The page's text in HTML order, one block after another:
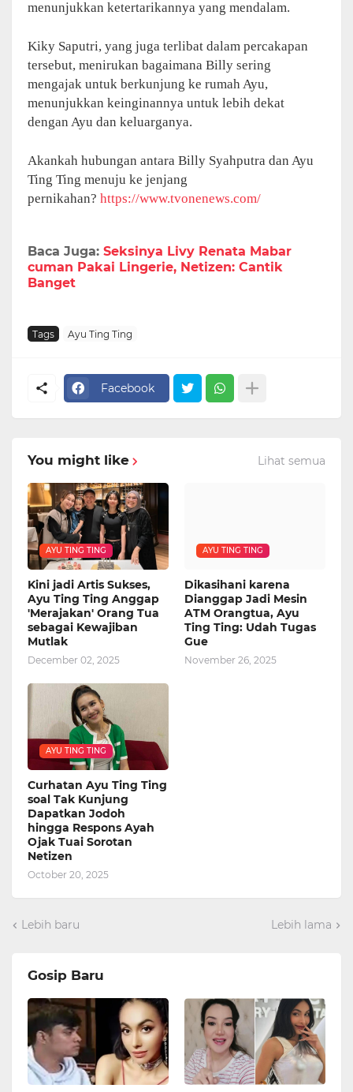
menunjukkan ketertarikannya yang mendalam.
Kiky Saputri, yang juga terlibat dalam percakapan
tersebut, menirukan bagaimana Billy sering
mengajak untuk berkunjung ke rumah Ayu,
menunjukkan keinginannya untuk lebih dekat
dengan Ayu dan keluarganya.
Akankah hubungan antara Billy Syahputra dan Ayu
Ting Ting menuju ke jenjang
pernikahan? https://www.tvonenews.com/
Baca Juga: Seksinya Livy Renata Mabar
cuman Pakai Lingerie, Netizen: Cantik
Banget
Tags Ayu Ting Ting
Facebook
You might like Lihat semua
AYU TING TING
Kini jadi Artis Sukses,
Ayu Ting Ting Anggap
'Merajakan' Orang Tua
sebagai Kewajiban
Mutlak
December 02, 2025
AYU TING TING
Dikasihani karena
Dianggap Jadi Mesin
ATM Orangtua, Ayu
Ting Ting: Udah Tugas
Gue
November 26, 2025
AYU TING TING
Curhatan Ayu Ting Ting
soal Tak Kunjung
Dapatkan Jodoh
hingga Respons Ayah
Ojak Tuai Sorotan
Netizen
October 20, 2025
Lebih baru Lebih lama
Gosip Baru